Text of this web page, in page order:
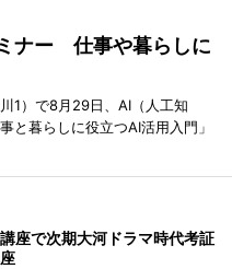
ナー 仕事や暮らしに
1）で8月29日、AI（人工知
と暮らしに役立つAI活用入門」
座で次期大河ドラマ時代考証